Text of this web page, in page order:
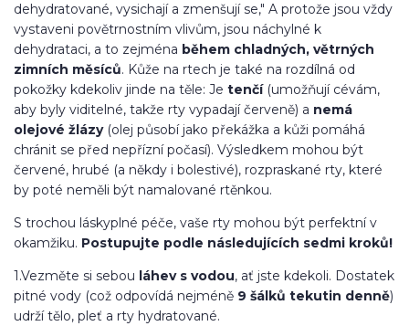
dehydratované, vysichají a zmenšují se," A protože jsou vždy
vystaveni povětrnostním vlivům, jsou náchylné k
dehydrataci, a to zejména během chladných, větrných
zimních měsíců. Kůže na rtech je také na rozdílná od
pokožky kdekoliv jinde na těle: Je tenčí (umožňují cévám,
aby byly viditelné, takže rty vypadají červeně) a nemá
olejové žlázy(olej působí jako překážka a kůži pomáhá
chránit se před nepřízní počasí). Výsledkem mohou být
červené, hrubé (a někdy i bolestivé), rozpraskané rty, které
by poté neměli být namalované rtěnkou.
S trochou láskyplné péče, vaše rty mohou být perfektní v
okamžiku. Postupujte podle následujících sedmi kroků!
1.Vezměte si sebou láhev s vodou, ať jste kdekoli. Dostatek
pitné vody (což odpovídá nejméně 9 šálků tekutin denně)
udrží tělo, pleť a rty hydratované.